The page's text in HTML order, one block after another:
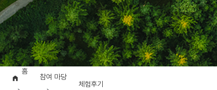
홈
참여 마당
체험후기